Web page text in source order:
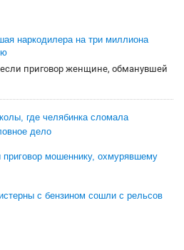
наркодилера на три миллиона
приговор женщине, обманувшей
где челябинка сломала
дело
приговор мошеннику, охмурявшему
с бензином сошли с рельсов